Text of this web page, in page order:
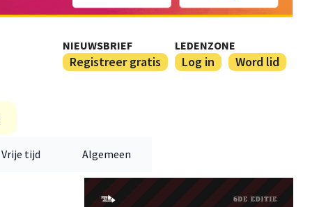
NIEUWSBRIEF
Registreer gratis
LEDENZONE
Log in Word lid
Vrije tijd Algemeen